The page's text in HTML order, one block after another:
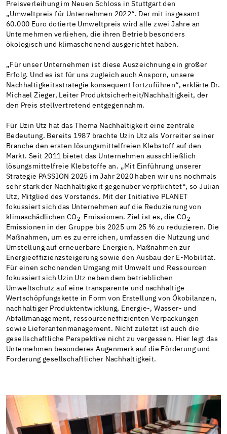
Preisverleihung im Neuen Schloss in Stuttgart den
„Umweltpreis für Unternehmen 2022“. Der mit insgesamt
60.000 Euro dotierte Umweltpreis wird alle zwei Jahre an
Unternehmen verliehen, die ihren Betrieb besonders
ökologisch und klimaschonend ausgerichtet haben.
„Für unser Unternehmen ist diese Auszeichnung ein großer
Erfolg. Und es ist für uns zugleich auch Ansporn, unsere
Nachhaltigkeitsstrategie konsequent fortzuführen“, erklärte Dr.
Michael Zieger, Leiter Produktsicherheit/Nachhaltigkeit, der
den Preis stellvertretend entgegennahm.
Für Uzin Utz hat das Thema Nachhaltigkeit eine zentrale
Bedeutung. Bereits 1987 brachte Uzin Utz als Vorreiter seiner
Branche den ersten lösungsmittelfreien Klebstoff auf den
Markt. Seit 2011 bietet das Unternehmen ausschließlich
lösungsmittelfreie Klebstoffe an. „Mit Einführung unserer
Strategie PASSION 2025 im Jahr 2020 haben wir uns nochmals
sehr stark der Nachhaltigkeit gegenüber verpflichtet“, so Julian
Utz, Mitglied des Vorstands. Mit der Initiative PLANET
fokussiert sich das Unternehmen auf die Reduzierung von
klimaschädlichen CO 2 -Emissionen. Ziel ist es, die CO 2 -
Emissionen in der Gruppe bis 2025 um 25 % zu reduzieren. Die
Maßnahmen, um es zu erreichen, umfassen die Nutzung und
Umstellung auf erneuerbare Energien, Maßnahmen zur
Energieeffizienzsteigerung sowie den Ausbau der E-Mobilität.
Für einen schonenden Umgang mit Umwelt und Ressourcen
fokussiert sich Uzin Utz neben dem betrieblichen
Umweltschutz auf eine transparente und nachhaltige
Wertschöpfungskette in Form von Erstellung von Ökobilanzen,
nachhaltiger Produktentwicklung, Energie-, Wasser- und
Abfallmanagement, ressourceneffizienten Verpackungen
sowie Lieferantenmanagement. Nicht zuletzt ist auch die
gesellschaftliche Perspektive nicht zu vergessen. Hier legt das
Unternehmen besonderes Augenmerk auf die Förderung und
Forderung gesellschaftlicher Nachhaltigkeit.